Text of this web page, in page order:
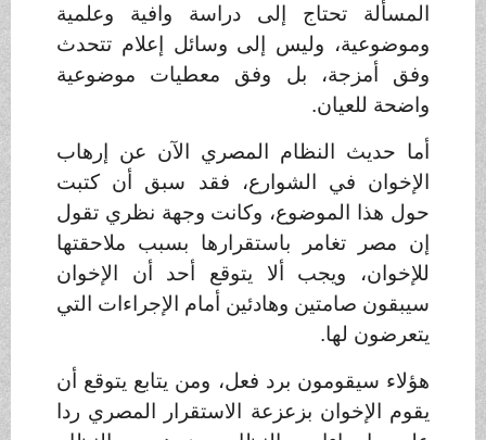
المسألة تحتاج إلى دراسة وافية وعلمية
وموضوعية، وليس إلى وسائل إعلام تتحدث
وفق أمزجة، بل وفق معطيات موضوعية
واضحة للعيان.
أما حديث النظام المصري الآن عن إرهاب
الإخوان في الشوارع، فقد سبق أن كتبت
حول هذا الموضوع، وكانت وجهة نظري تقول
إن مصر تغامر باستقرارها بسبب ملاحقتها
للإخوان، ويجب ألا يتوقع أحد أن الإخوان
سيبقون صامتين وهادئين أمام الإجراءات التي
يتعرضون لها .
هؤلاء سيقومون برد فعل، ومن يتابع يتوقع أن
يقوم الإخوان بزعزعة الاستقرار المصري ردا